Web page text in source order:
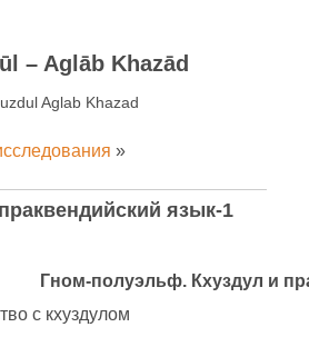
– Aglāb Khazād
Aglab Khazаd
»
язык-1
Гном-полуэльф. Кхуздул и
с кхуздулом